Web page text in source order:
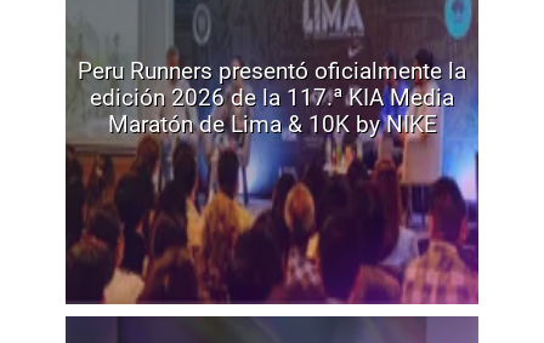
Peru Runners presentó oficialmente la
edición 2026 de la 117.ª KIA Media
Maratón de Lima & 10K by NIKE